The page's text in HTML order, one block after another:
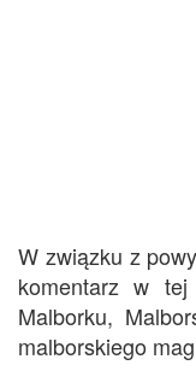
W związku z
komentarz w
Malborku,
malborskiego